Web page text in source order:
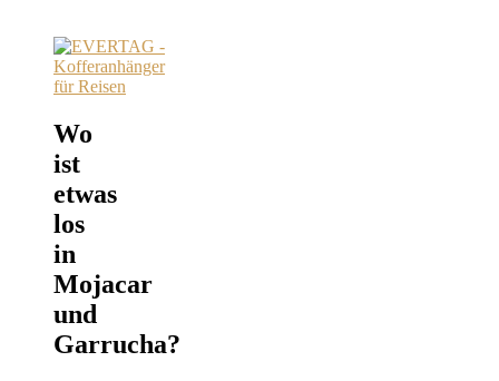
Wo
ist
etwas
los
in
Mojacar
und
Garrucha?